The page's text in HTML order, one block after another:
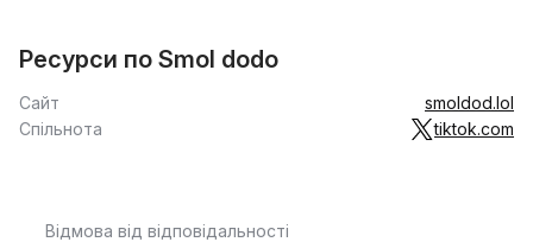
Ресурси по Smol dodo
Сайт
smoldod.lol
Спільнота
tiktok.com
Відмова від відповідальності